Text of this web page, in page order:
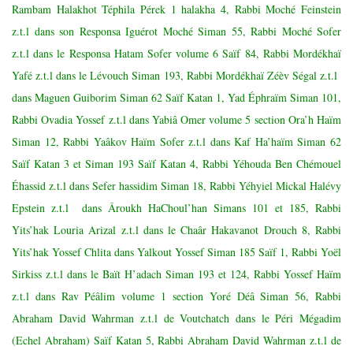
Rambam Halakhot Téphila Pérek 1 halakha 4, Rabbi Moché Feinstein
z.t.l dans son Responsa Iguérot Moché Siman 55, Rabbi Moché Sofer
z.t.l dans le Responsa Hatam Sofer volume 6 Saïf 84, Rabbi Mordékhaï
Yafé z.t.l dans le Lévouch Siman 193, Rabbi Mordékhaï Zéèv Ségal z.t.l
dans Maguen Guiborim Siman 62 Saïf Katan 1, Yad Éphraïm Siman 101,
Rabbi Ovadia Yossef z.t.l dans Yabiâ Omer volume 5 section Ora’h Haïm
Siman 12, Rabbi Yaâkov Haïm Sofer z.t.l dans Kaf Ha’haïm Siman 62
Saïf Katan 3 et Siman 193 Saïf Katan 4, Rabbi Yéhouda Ben Chémouel
Éhassid z.t.l dans Sefer hassidim Siman 18, Rabbi Yéhyiel Mickal Halévy
Epstein z.t.l dans Âroukh HaChoul’han Simans 101 et 185, Rabbi
Yits’hak Louria Arizal z.t.l dans le Chaâr Hakavanot Drouch 8, Rabbi
Yits’hak Yossef Chlita dans Yalkout Yossef Siman 185 Saïf 1, Rabbi Yoël
Sirkiss z.t.l dans le Baït H’adach Siman 193 et 124, Rabbi Yossef Haïm
z.t.l dans Rav Péâlim volume 1 section Yoré Déâ Siman 56, Rabbi
Abraham David Wahrman z.t.l de Voutchatch dans le Péri Mégadim
(Echel Abraham) Saïf Katan 5, Rabbi Abraham David Wahrman z.t.l de